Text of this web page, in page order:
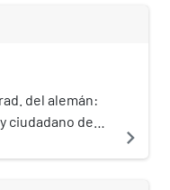
del alemán:
ciudadano de
Unidos
navigate_next